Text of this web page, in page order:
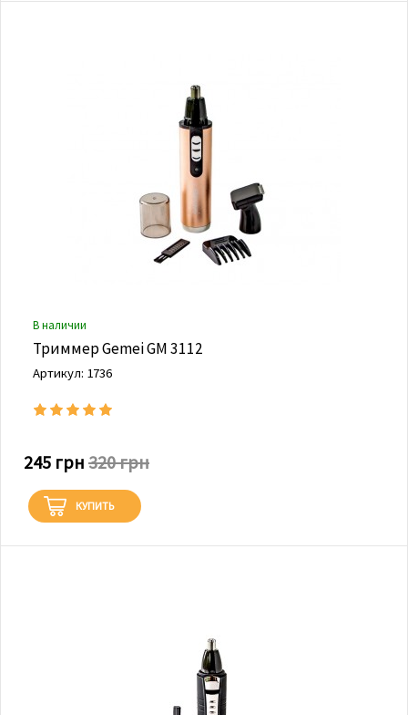
В наличии
Триммер Gemei GM 3112
Артикул: 1736
245 грн 320 грн
КУПИТЬ